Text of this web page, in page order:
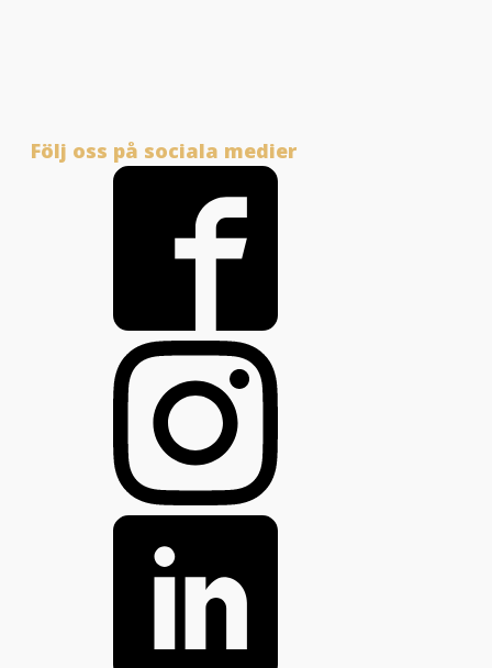
Följ oss på sociala medier